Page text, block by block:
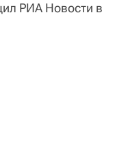
РИА Новости в